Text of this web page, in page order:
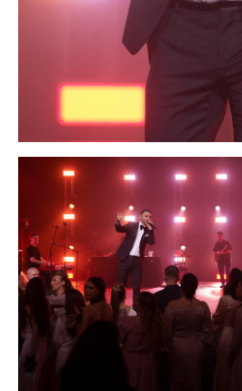
nikita
Цены
Блог
Обо мне
Портфолио
Оферта
Сайт
Политика
конфиденциальности
© 2018-2026
KONUBRIKOV
Материалы и цены представленные на сайте
не являются публичной офертой. Любое
либо копирование материалов или подборки
сайта, элементов дизайна и оформления допускается
лишь с разрешения правообладателя и только
со ссылкой на источник: www.konubrikov.ruФотограф:
КОНУБРИКОВ НИКИТА ВАСИЛЬЕВИЧ ИНН: